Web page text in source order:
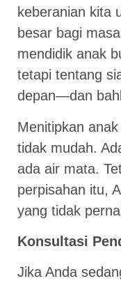
keberanian kita
besar bagi
mendidik anak
tetapi tentang
depan—dan
Menitipkan
tidak mudah.
ada air mata.
perpisahan itu,
yang tidak
Konsultasi
Jika Anda